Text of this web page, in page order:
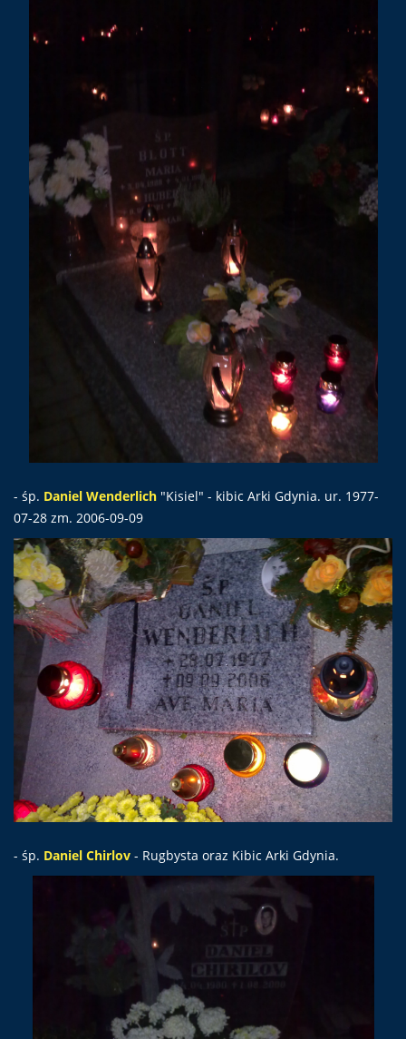
- śp. Daniel Wenderlich "Kisiel" - kibic Arki Gdynia. ur. 1977-
07-28 zm. 2006-09-09
- śp. Daniel Chirlov - Rugbysta oraz Kibic Arki Gdynia.